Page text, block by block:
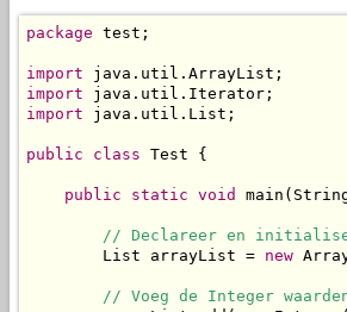
package test;
import
import
import java.util.List;
public class Test {
public static void
// Declareer en
        List arrayList =
new
// Voeg de Integer